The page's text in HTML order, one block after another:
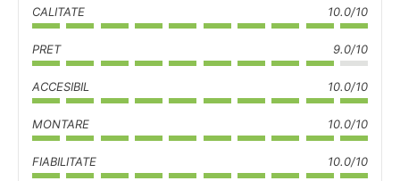
CALITATE 10.0/10
PRET 9.0/10
ACCESIBIL 10.0/10
MONTARE 10.0/10
FIABILITATE 10.0/10